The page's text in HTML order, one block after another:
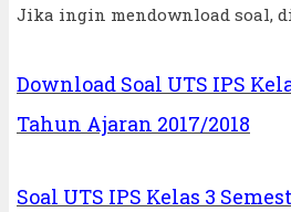
Jika ingin mendownload soal,
Download Soal UTS IPS
Tahun Ajaran 2017/2018
Soal UTS IPS Kelas 3